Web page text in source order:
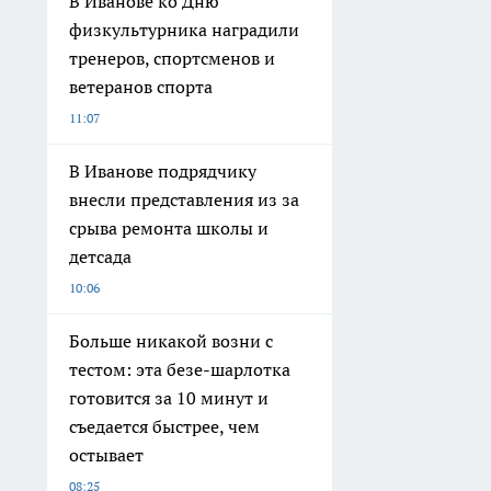
физкультурника наградили
тренеров, спортсменов и
ветеранов спорта
11:07
В Иванове подрядчику
внесли представления из за
срыва ремонта школы и
детсада
10:06
Больше никакой возни с
тестом: эта безе-шарлотка
готовится за 10 минут и
съедается быстрее, чем
остывает
08:25